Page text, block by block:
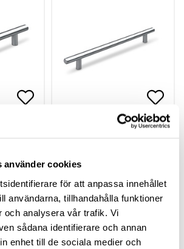
använder cookies
för att anpassa innehållet
användarna, tillhandahålla funktioner
och analysera vår trafik. Vi
sådana identifierare och annan
enhet till de sociala medier och
HANDLE AVEIRO
Available in different
variants